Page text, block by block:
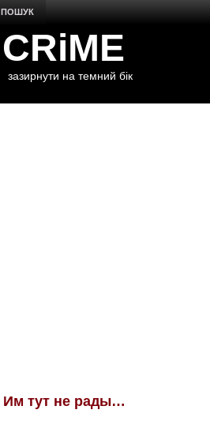
ПОШУК
CRiME
зазирнути на темний бік
тут не рады…